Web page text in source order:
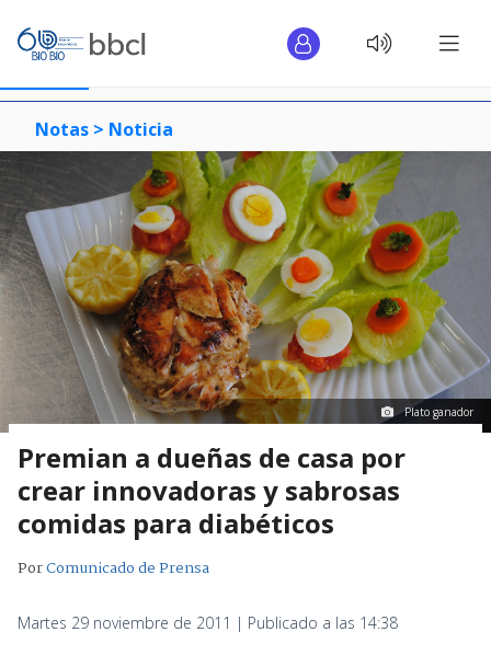
Notas > Noticia
Plato ganador
Premian a dueñas de casa por
crear innovadoras y sabrosas
comidas para diabéticos
PorComunicado de Prensa
Martes 29 noviembre de 2011 | Publicado a las 14:38